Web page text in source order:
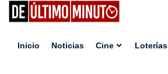
Inicio Noticias Cine Loterías